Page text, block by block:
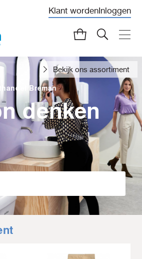
Klant wordenInloggen
Breman
denken
Bekijk ons assortiment